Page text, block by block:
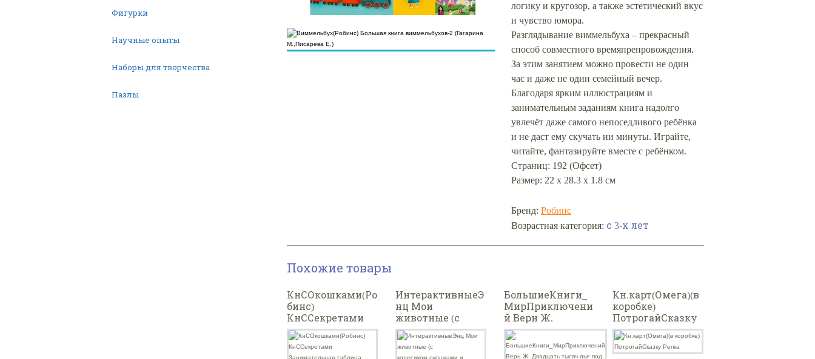
логику и кругозор, а также эстетический вкус
и чувство юмора.
Разглядывание виммельбуха – прекрасный
способ совместного времяпрепровождения.
За этим занятием можно провести не один
час и даже не один семейный вечер.
Благодаря ярким иллюстрациям и
занимательным заданиям книга надолго
увлечёт даже самого непоседливого ребёнка
и не даст ему скучать ни минуты. Играйте,
читайте, фантазируйте вместе с ребёнком.
Страниц: 192 (Офсет)
Размер: 22 х 28.3 х 1.8 см
Бренд: Робинс
Возрастная категория: с 3-х лет
Похожие товары
КнСОкошками(Ро
бинс)
КнССекретами
Занимательная
таблица
умножения (110
ИнтерактивныеЭ
нц Мои
животные (с
колесиком,окошк
ами и постером)
БольшиеКниги_
МирПриключени
й Верн Ж.
Двадцать тысяч
лье под водой
[цикл "Капитан
Кн.карт(Омега)(в
коробке)
ПотрогайСказку
Репка
Фигурки
Научные опыты
Наборы для творчества
Пазлы